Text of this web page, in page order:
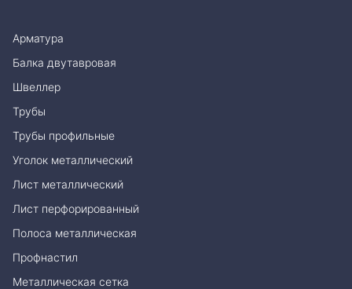
Арматура
Балка двутавровая
Швеллер
Трубы
Трубы профильные
Уголок металлический
Лист металлический
Лист перфорированный
Полоса металлическая
Профнастил
Металлическая сетка